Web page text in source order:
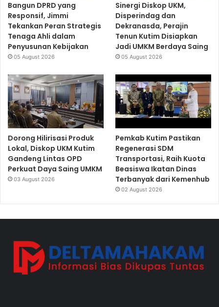
Bangun DPRD yang
Responsif, Jimmi
Tekankan Peran Strategis
Tenaga Ahli dalam
Penyusunan Kebijakan
05 August 2026
Sinergi Diskop UKM,
Disperindag dan
Dekranasda, Perajin
Tenun Kutim Disiapkan
Jadi UMKM Berdaya Saing
05 August 2026
Dorong Hilirisasi Produk
Lokal, Diskop UKM Kutim
Gandeng Lintas OPD
Perkuat Daya Saing UMKM
03 August 2026
Pemkab Kutim Pastikan
Regenerasi SDM
Transportasi, Raih Kuota
Beasiswa Ikatan Dinas
Terbanyak dari Kemenhub
02 August 2026